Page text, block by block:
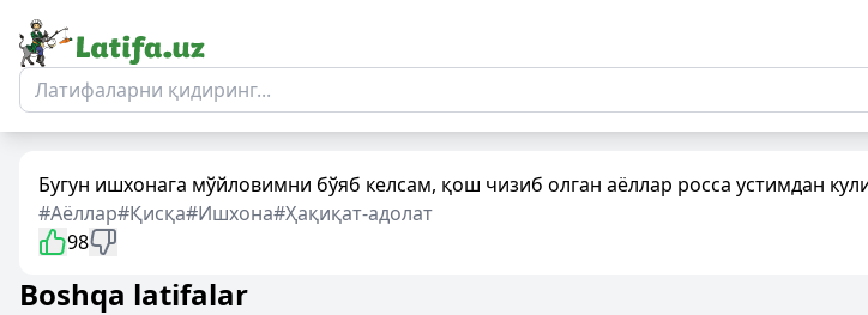
Бугун ишхонага мўйловимни бўяб келсам, қош чизиб олган аёллар росса устимдан
#Аёллар#Қисқа#Ишхона#Ҳақиқат-адолат
98
Boshqa latifalar